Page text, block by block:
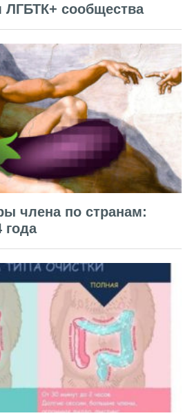
ЛГБТК+ сообщества
члена по странам:
года